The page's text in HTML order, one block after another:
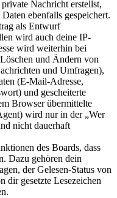
Nachricht erstellst,
ebenfalls gespeichert.
als Entwurf
wird auch deine IP-
wird weiterhin bei
und Ändern von
und Umfragen),
(E-Mail-Adresse,
und gescheiterte
Browser übermittelte
wird nur in der „Wer
nicht dauerhaft
des Boards, dass
Dazu gehören dein
der Gelesen-Status von
dir gesetzte Lesezeichen